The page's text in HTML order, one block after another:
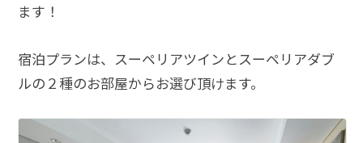
ます！
宿泊プランは、スーペリアツインとスーペリアダブ
ルの２種のお部屋からお選び頂けます。